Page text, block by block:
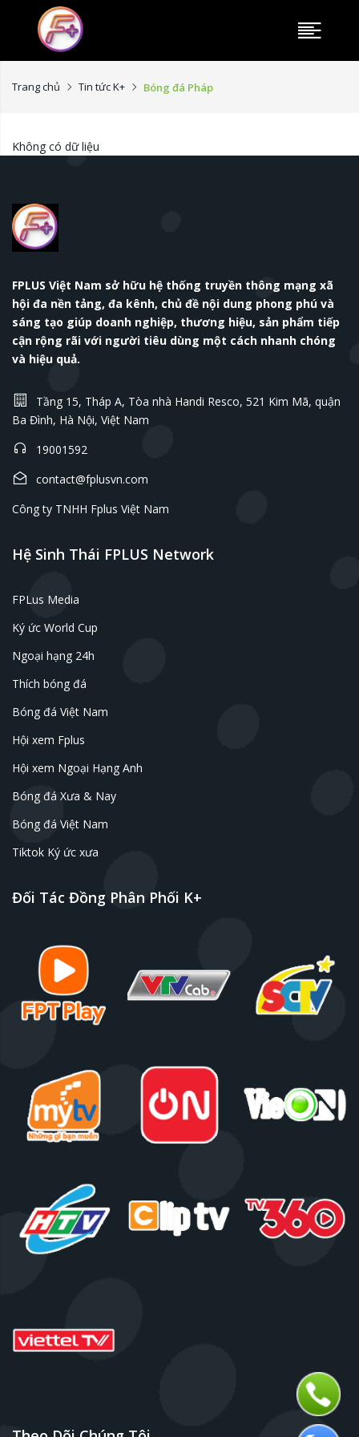
Trang chủ Tin tức K+ Bóng đá Pháp
Không có dữ liệu
FPLUS Việt Nam sở hữu hệ thống truyền thông mạng xã
hội đa nền tảng, đa kênh, chủ đề nội dung phong phú và
sáng tạo giúp doanh nghiệp, thương hiệu, sản phẩm tiếp
cận rộng rãi với người tiêu dùng một cách nhanh chóng
và hiệu quả.
Tầng 15, Tháp A, Tòa nhà Handi Resco, 521 Kim Mã, quận
Ba Đình, Hà Nội, Việt Nam
19001592
contact@fplusvn.com
Công ty TNHH Fplus Việt Nam
Hệ Sinh Thái FPLUS Network
FPLus Media
Ký ức World Cup
Ngoại hạng 24h
Thích bóng đá
Bóng đá Việt Nam
Hội xem Fplus
Hội xem Ngoại Hạng Anh
Bóng đá Xưa & Nay
Bóng đá Việt Nam
Tiktok Ký ức xưa
Đối Tác Đồng Phân Phối K+